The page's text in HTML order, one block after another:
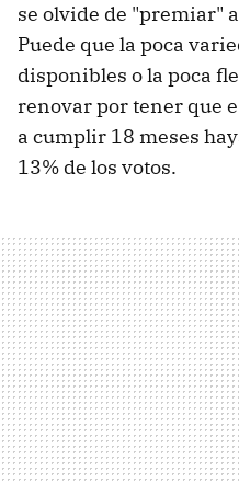
se olvide de "premiar"
Puede que la poca
disponibles o la poca
renovar por tener que
a cumplir 18 meses
13% de los votos.